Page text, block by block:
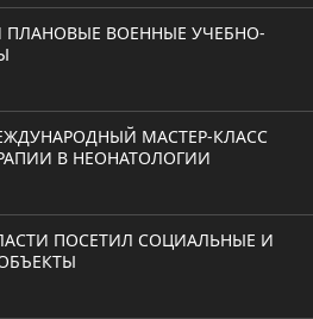
ПЛАНОВЫЕ ВОЕННЫЕ УЧЕБНО-
МАСТЕР-КЛАСС
В НЕОНАТОЛОГИИ
ПОСЕТИЛ СОЦИАЛЬНЫЕ И